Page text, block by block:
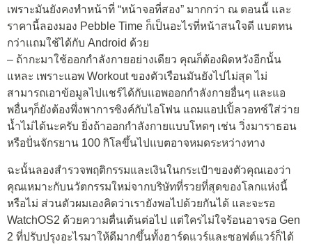
เพราะมันยังคงทำหน้าที่ “หน้าจอที่สอง” มากกว่า ณ ตอนนี้ และ
ราคานี้ลองมอง Pebble Time ก็เป็นอะไรที่หน้าสนใจดี แบตทน
กว่าแถมใช้ได้กับ Android ด้วย
– ถ้ากะมาใช้ออกกำลังกายอย่างเดียว คุณก็ต้องผิดหวังอีกนั้น
แหละ เพราะแอพ Workout ของตัวเรือนมันยังไปไม่สุด ไม่
สามารถเอาข้อมูลไปแชร์ได้กับแอพออกกำลังกายอื่นๆ และแอ
พอื่นๆก็ยังต้องพึ่งพาการซิงค์กับไอโฟน แถมแอปเปิ้ลวอทช์ใส่ว่าย
น้ำไม่ได้นะครับ ยิ่งถ้าออกกำลังกายแบบโหดๆ เช่น วิ่งมาราธอน
หรือปั่นจักรยาน 100 กิโลขึ้นไปแบตอาจหมดระหว่างทาง
ฉะนั้นลองสำรวจพฤติกรรมและเงินในกระเป๋าของตัวคุณเองว่า
คุณเหมาะกับนวัตกรรมใหม่จากบริษัทที่รวยที่สุดของโลกแห่งนี้
หรือไม่ ส่วนตัวผมเองคิดว่าเรายังพอไปด้วยกันได้ และจะรอ
WatchOS2 ด้วยความตื่นเต้นต่อไป แต่ใครไม่ใจร้อนอาจรอ Gen
2 ที่ปรับปรุงอะไรมาให้ดีมากขึ้นทั้งฮาร์ดแวร์และซอฟต์แวร์ก็ได้